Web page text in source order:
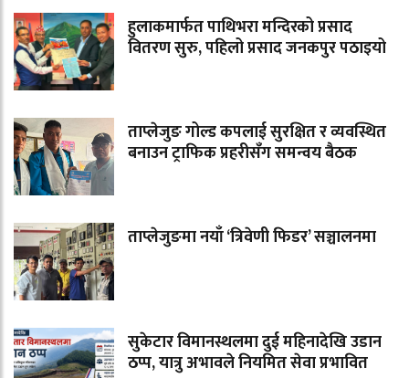
हुलाकमार्फत पाथिभरा मन्दिरको प्रसाद
वितरण सुरु, पहिलो प्रसाद जनकपुर पठाइयो
ताप्लेजुङ गोल्ड कपलाई सुरक्षित र व्यवस्थित
बनाउन ट्राफिक प्रहरीसँग समन्वय बैठक
ताप्लेजुङमा नयाँ ‘त्रिवेणी फिडर’ सञ्चालनमा
सुकेटार विमानस्थलमा दुई महिनादेखि उडान
ठप्प, यात्रु अभावले नियमित सेवा प्रभावित